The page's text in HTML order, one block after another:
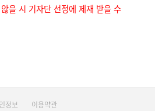
을 시 기자단 선정에 제재 받을 수
정보 이용약관